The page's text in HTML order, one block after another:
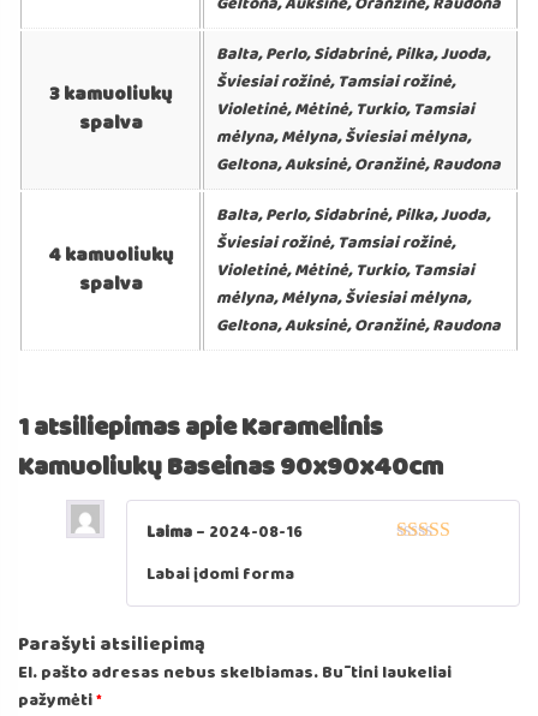
3 kamuoliukų
spalva
Balta, Perlo, Sidabrinė, Pilka, Juoda,
Šviesiai rožinė, Tamsiai rožinė,
Violetinė, Mėtinė, Turkio, Tamsiai
mėlyna, Mėlyna, Šviesiai mėlyna,
Geltona, Auksinė, Oranžinė, Raudona
4 kamuoliukų
spalva
Balta, Perlo, Sidabrinė, Pilka, Juoda,
Šviesiai rožinė, Tamsiai rožinė,
Violetinė, Mėtinė, Turkio, Tamsiai
mėlyna, Mėlyna, Šviesiai mėlyna,
Geltona, Auksinė, Oranžinė, Raudona
1 atsiliepimas apieKaramelinis
Kamuoliukų Baseinas 90x90x40cm
Laima– 2024-08-16
Labai įdomi forma
Parašyti atsiliepimą
El. pašto adresas nebus skelbiamas.Būtini laukeliai
pažymėti*